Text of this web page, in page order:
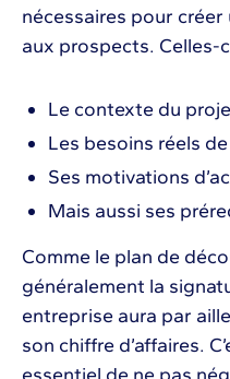
nécessaires pour
aux prospects. Celles-
Le contexte du
Les besoins réels
Ses motivations
Mais aussi ses
Comme le plan de
généralement la
entreprise aura par
son chiffre d’affaires.
essentiel de ne pas